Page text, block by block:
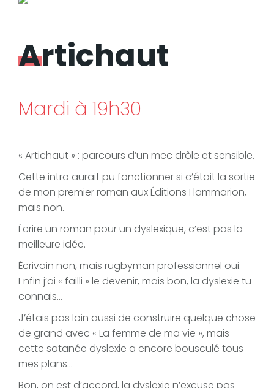
Artichaut
Mardi à 19h30
« Artichaut » : parcours d’un mec drôle et sensible.
Cette intro aurait pu fonctionner si c’était la sortie
de mon premier roman aux Éditions Flammarion,
mais non.
Écrire un roman pour un dyslexique, c’est pas la
meilleure idée.
Écrivain non, mais rugbyman professionnel oui.
Enfin j’ai « failli » le devenir, mais bon, la dyslexie tu
connais…
J’étais pas loin aussi de construire quelque chose
de grand avec « La femme de ma vie », mais
cette satanée dyslexie a encore bousculé tous
mes plans…